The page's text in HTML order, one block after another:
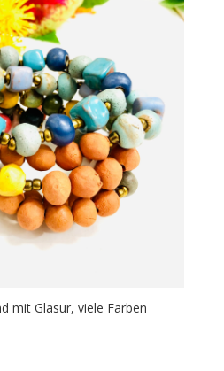
mit Glasur, viele Farben